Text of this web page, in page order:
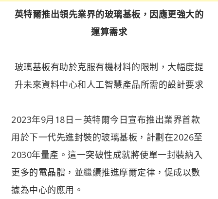
英特爾推出領先業界的玻璃基板，因應更強大的
運算需求
玻璃基板有助於克服有機材料的限制，大幅度提
升未來資料中心和人工智慧產品所需的設計要求​
2023年9月18日－英特爾今日宣布推出業界首款
用於下一代先進封裝的玻璃基板，計劃在2026至
2030年量產。這一突破性成就將使單一封裝納入
更多的電晶體，並繼續推進摩爾定律，促成以數
據為中心的應用。